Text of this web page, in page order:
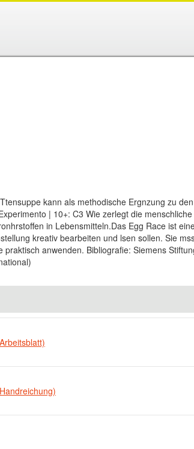
kann als methodische Ergnzung zu
| 10+: C3 Wie zerlegt die
in Lebensmitteln.Das Egg Race ist
kreativ bearbeiten und lsen sollen. Sie
anwenden. Bibliografie: Siemens